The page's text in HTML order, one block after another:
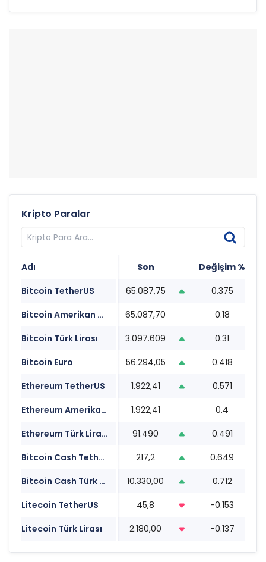
Kripto Paralar
Adı Son Değişim %
Bitcoin TetherUS
65.087,75 0.375
Bitcoin Amerikan Doları
65.087,70 0.18
Bitcoin Türk Lirası
3.097.609 0.31
Bitcoin Euro
56.294,05 0.418
Ethereum TetherUS
1.922,41 0.571
Ethereum Amerikan Doları
1.922,41 0.4
Ethereum Türk Lirası
91.490 0.491
Bitcoin Cash TetherUS
217,2 0.649
Bitcoin Cash Türk Lirası
10.330,00 0.712
Litecoin TetherUS
45,8 -0.153
Litecoin Türk Lirası
2.180,00 -0.137